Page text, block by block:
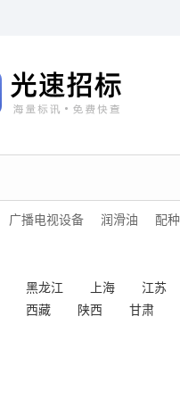
广播电视设备 润滑油 配种
黑龙江 上海 江苏
西藏 陕西 甘肃